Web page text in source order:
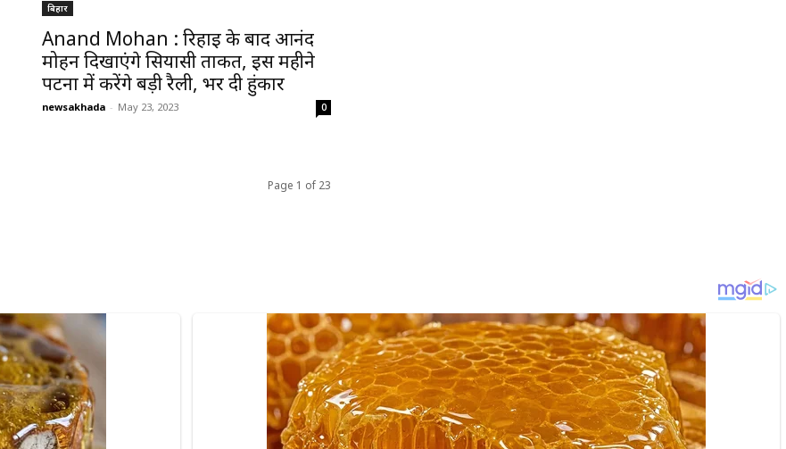
बिहार
Anand Mohan : रिहाई के बाद आनंद
मोहन दिखाएंगे सियासी ताकत, इस महीने
पटना में करेंगे बड़ी रैली, भर दी हुंकार
newsakhada - May 23, 2023 0
Page 1 of 23